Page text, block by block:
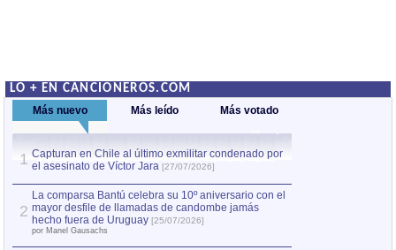
LO + EN CANCIONEROS.COM
Más nuevo Más leído Más votado
1 Capturan en Chile al último exmilitar condenado por
el asesinato de Víctor Jara [27/07/2026]
2
La comparsa Bantú celebra su 10º aniversario con el
mayor desfile de llamadas de candombe jamás
hecho fuera de Uruguay [25/07/2026]
por Manel Gausachs